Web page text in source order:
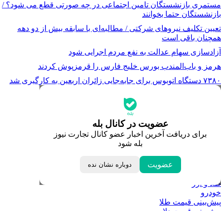
مستمری بازنشستگان تامین اجتماعی در چه صورتی قطع می شود؟ /
بازنشستگان حتما بخوانند
تعیین تکلیف نیروهای شرکتی / مطالبه‌ای با سابقه بیش از دو دهه
همچنان باقی است
آزادسازی سهام عدالت به نفع مردم اجرایی شود
هرمز و باب‌المندب بورس خلیج فارس را قرمزپوش کردند
۷۳۸۰ دستگاه اتوبوس برای جابه‌جایی زائران اربعین به‌ کارگیری شد
عضویت در کانال بله
برای دریافت آخرین اخبار عضو کانال تجارت نیوز
بله شود
عضویت دوباره نشان نده
جدیدترین قیمت‌ها
قیمت درهم امارات
لحظه تحویل سال
داغ‌ترین‌های اقتصادی
طلا و ارز
خودرو
پیش‌بینی قیمت طلا